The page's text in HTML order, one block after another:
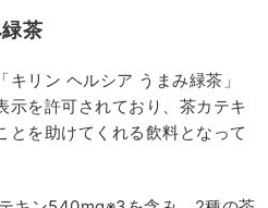
茶
リン ヘルシア うまみ緑茶」
示を許可されており、茶カテキ
とを助けてくれる飲料となって